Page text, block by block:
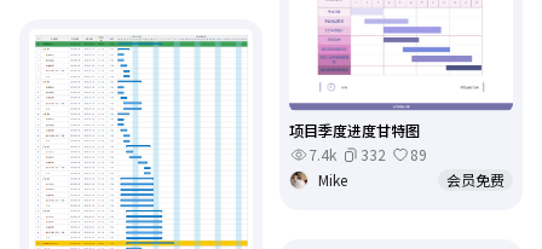
项目季度进度甘特图
7.4k
332
89
Mike
会员免费